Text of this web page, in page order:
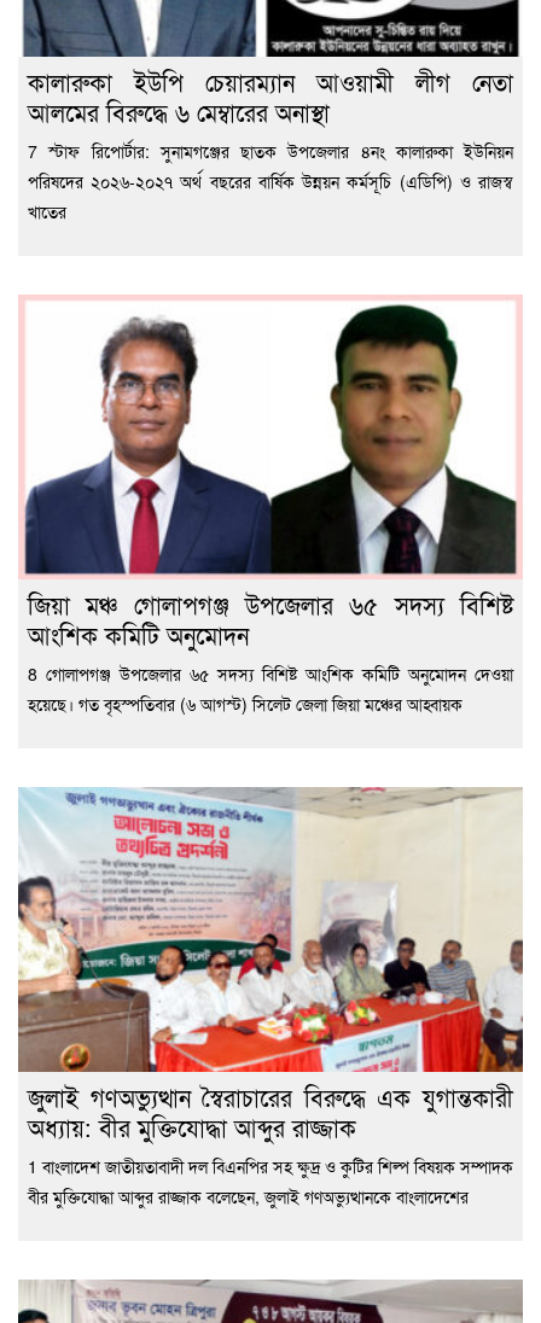
কালারুকা ইউপি চেয়ারম্যান আওয়ামী লীগ নেতা
আলমের বিরুদ্ধে ৬ মেম্বারের অনাস্থা
7 স্টাফ রিপোর্টার: সুনামগঞ্জের ছাতক উপজেলার ৪নং কালারুকা ইউনিয়ন
পরিষদের ২০২৬-২০২৭ অর্থ বছরের বার্ষিক উন্নয়ন কর্মসূচি (এডিপি) ও রাজস্ব
খাতের
জিয়া মঞ্চ গোলাপগঞ্জ উপজেলার ৬৫ সদস্য বিশিষ্ট
আংশিক কমিটি অনুমোদন
8 গোলাপগঞ্জ উপজেলার ৬৫ সদস্য বিশিষ্ট আংশিক কমিটি অনুমোদন দেওয়া
হয়েছে। গত বৃহস্পতিবার (৬ আগস্ট) সিলেট জেলা জিয়া মঞ্চের আহ্বায়ক
জুলাই গণঅভ্যুত্থান স্বৈরাচারের বিরুদ্ধে এক যুগান্তকারী
অধ্যায়: বীর মুক্তিযোদ্ধা আব্দুর রাজ্জাক
1 বাংলাদেশ জাতীয়তাবাদী দল বিএনপির সহ ক্ষুদ্র ও কুটির শিল্প বিষয়ক সম্পাদক
বীর মুক্তিযোদ্ধা আব্দুর রাজ্জাক বলেছেন, জুলাই গণঅভ্যুত্থানকে বাংলাদেশের